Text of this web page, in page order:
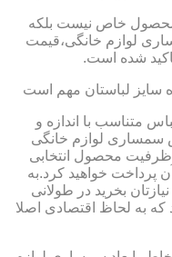
محصول خاص نیست بلکه
لوازم خانگی،قیمت
شده است.
سایز لباستان مهم است
متناسب با اندازه و
سمساری لوازم خانگی
ظرفیت محصول انتخابی
پرداخت خواهید کرد.به
بخرید در طولانی
به لحاظ اقتصادی اصلا